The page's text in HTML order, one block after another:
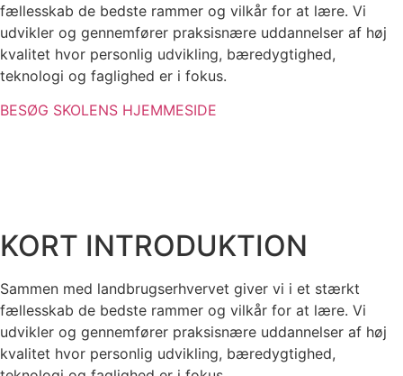
fællesskab de bedste rammer og vilkår for at lære. Vi
udvikler og gennemfører praksisnære uddannelser af høj
kvalitet hvor personlig udvikling, bæredygtighed,
teknologi og faglighed er i fokus.
BESØG SKOLENS HJEMMESIDE
KORT INTRODUKTION
Sammen med landbrugserhvervet giver vi i et stærkt
fællesskab de bedste rammer og vilkår for at lære. Vi
udvikler og gennemfører praksisnære uddannelser af høj
kvalitet hvor personlig udvikling, bæredygtighed,